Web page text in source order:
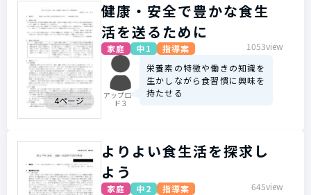
4ページ
健康・安全で豊かな食生
活を送るために
家庭 中1 指導案 1053view
アップロー
ド３
栄養素の特徴や働きの知識を
生かしながら食習慣に興味を
持たせる
よりよい食生活を探求し
よう
家庭 中2 指導案 645view